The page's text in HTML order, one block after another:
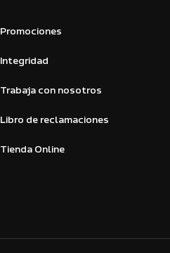
Promociones
Integridad
Trabaja con nosotros
Libro de reclamaciones
Tienda Online